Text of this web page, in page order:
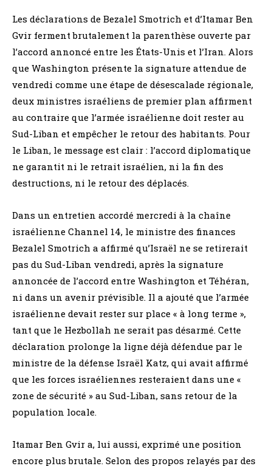
Les déclarations de Bezalel Smotrich et d’Itamar Ben
Gvir ferment brutalement la parenthèse ouverte par
l’accord annoncé entre les États-Unis et l’Iran. Alors
que Washington présente la signature attendue de
vendredi comme une étape de désescalade régionale,
deux ministres israéliens de premier plan affirment
au contraire que l’armée israélienne doit rester au
Sud-Liban et empêcher le retour des habitants. Pour
le Liban, le message est clair : l’accord diplomatique
ne garantit ni le retrait israélien, ni la fin des
destructions, ni le retour des déplacés.
Dans un entretien accordé mercredi à la chaîne
israélienne Channel 14, le ministre des finances
Bezalel Smotrich a affirmé qu’Israël ne se retirerait
pas du Sud-Liban vendredi, après la signature
annoncée de l’accord entre Washington et Téhéran,
ni dans un avenir prévisible. Il a ajouté que l’armée
israélienne devait rester sur place « à long terme »,
tant que le Hezbollah ne serait pas désarmé. Cette
déclaration prolonge la ligne déjà défendue par le
ministre de la défense Israël Katz, qui avait affirmé
que les forces israéliennes resteraient dans une «
zone de sécurité » au Sud-Liban, sans retour de la
population locale.
Itamar Ben Gvir a, lui aussi, exprimé une position
encore plus brutale. Selon des propos relayés par des